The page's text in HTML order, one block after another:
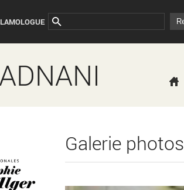
Galerie photos